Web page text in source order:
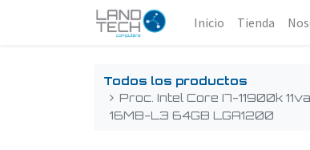
Inicio Tienda
Todos los productos
Proc. Intel Core I7-11900k
16MB-L3 64GB LGA1200